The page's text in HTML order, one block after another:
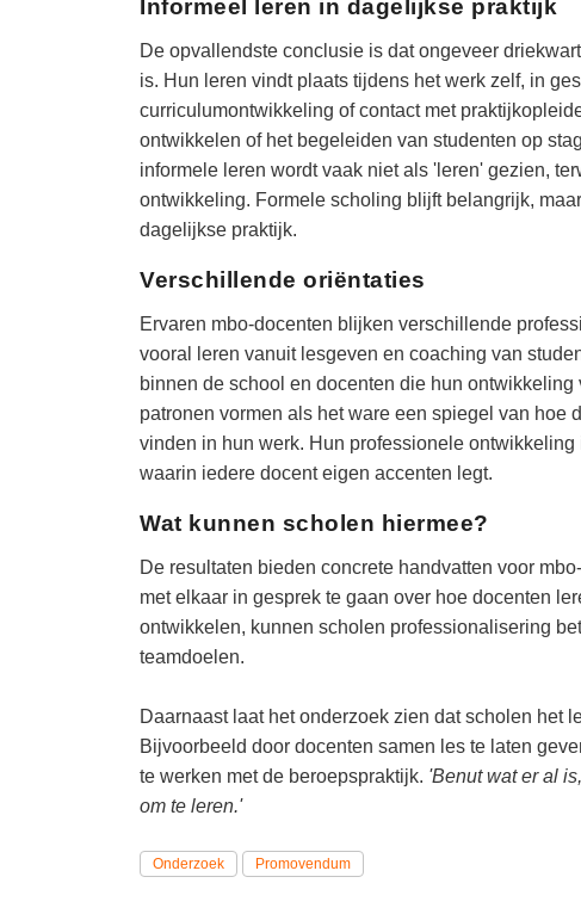
Informeel leren in dagelijkse praktijk
De opvallendste conclusie is dat ongeveer
is. Hun leren vindt plaats tijdens het werk zelf, in
curriculumontwikkeling of contact met
ontwikkelen of het begeleiden van studenten op
informele leren wordt vaak niet als 'leren' gezien,
ontwikkeling. Formele scholing blijft belangrijk,
dagelijkse praktijk.
Verschillende oriëntaties
Ervaren mbo-docenten blijken verschillende
vooral leren vanuit lesgeven en coaching van
binnen de school en docenten die hun
patronen vormen als het ware een spiegel van
vinden in hun werk. Hun professionele
waarin iedere docent eigen accenten legt.
Wat kunnen scholen hiermee?
De resultaten bieden concrete handvatten voor
met elkaar in gesprek te gaan over hoe docenten
ontwikkelen, kunnen scholen professionalisering
teamdoelen.
Daarnaast laat het onderzoek zien dat scholen het
Bijvoorbeeld door docenten samen les te laten
te werken met de beroepspraktijk. 'Benut wat er al
om te leren.'
Onderzoek Promovendum